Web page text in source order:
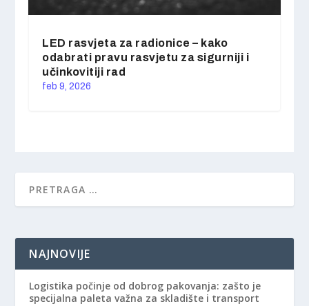
LED rasvjeta za radionice – kako
odabrati pravu rasvjetu za sigurniji i
učinkovitiji rad
feb 9, 2026
NAJNOVIJE
Logistika počinje od dobrog pakovanja: zašto je
specijalna paleta važna za skladište i transport